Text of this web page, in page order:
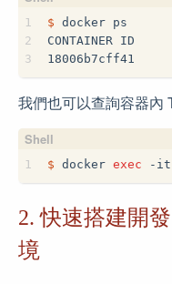
1
2
3
$ docker ps
CONTAINER
18006b7cff41
我們也可以查詢容器內
1 $ docker exec -it
2. 快速搭建開
境